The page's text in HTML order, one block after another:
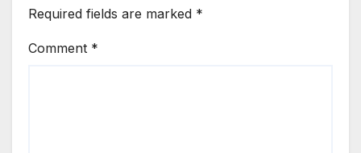
Required fields are marked *
Comment *